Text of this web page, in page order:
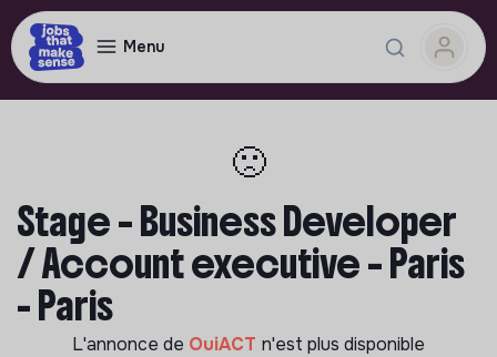
Menu
🙁
Stage – Business Developer
/ Account executive – Paris
- Paris
L'annonce de OuiACT n'est plus disponible